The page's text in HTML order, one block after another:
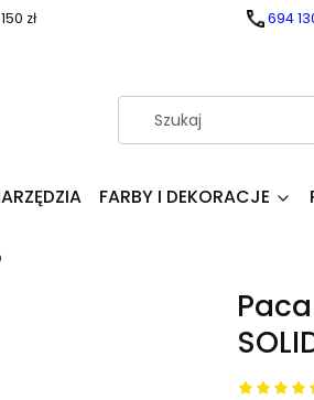
zł 694
FARBY I DEKORACJE